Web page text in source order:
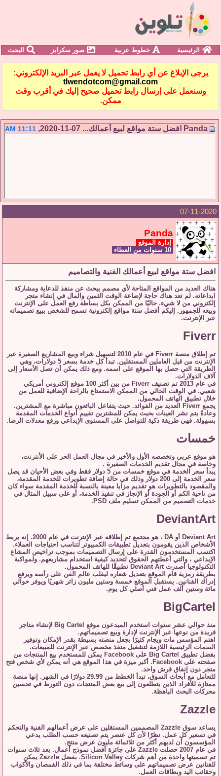
الرئيسية خطوط عربية صور سكرابز البحث
يرجى الإبلاغ عن أي رابط تحميل لا يعمل عبر البريد الإلكتروني:
tlwendotcom@gmail.com
وسنعمل على إرسال رابط تحميل صحيح إليك في أقرب وقت
ممكن.
Panda افضل ستة مواقع لبيع أعمالك... 11:11 AM
07-11-2020
Panda
إدارة الموقع
افضل ستة مواقع لبيع أعمالك الفنية والتصاميم
هناك العديد من المواقع المتاحة لأي مصمم يبحث عن منفذ للدعاية ومشاركة
ابداعاته. لم تعد هناك حاجة لإضاعة الوقت الثمين والمال في إنشاء متجر
إلكتروني من لا شيء. حاليًا من الممكن بكل بساطة رفع العمل على الإنترنت
وبيعه للجمهور. إليكم أفضل ستة مواقع إلكترونية تسمح للشخص ببيع تصميماته
عبر الإنترنت.
Fiverr
تم إطلاق منصة Fiverr في عام 2010 لتسهيل شراء وبيع المشاريع الصغيرة عبر
الإنترنت من قبل العاملين المستقلين. تبدأ كل خدمة بسعر 5 دولارات، وهي
الطريقة التي حصل بها الموقع على اسمه. ومع ذلك يمكن أن تصل الأسعار إلى
آلاف الدولارات.
في عام 2013 تم تصنيف Fiverr من بين أكثر 100 موقع إلكتروني أمريكي
شعبي. في الوقت الحالي من الممكن الاستمتاع بالراحة الإضافية للعمل من
خلال تطبيق الهاتف المحمول.
يجمع Fiverr العديد من الفوائد. حيث يتفاعل البائعون مباشرة مع المشترين.
وعادةً يتم نشر العينات بحيث يمكن للمشترين تقييم أنواع الخدمات المقدمة
بسهولة. فهي طريقة ذكية للتواصل على المستوى الإبداعي ورفع معدلات الرضا.
خمسات
هو موقع عربي وتخصصه الأول والأخير في مجال العمل الحر على الأنترنت،
وخاصة في مجال تقديم الخدمات الصغيرة .
يبدأ سعر الخدمة في موقع خمسات من 5 دولار فقط وفي بعض الأحيان قد يصل
سعر الخدمة إلى 200 دولار وذلك في حالة إضافة تطويرات للخدمة المقدمة،
والمقصود بالتطويرات هو تقديم مزايا معينة بالنسبة للخدمة المقدمة سواء كان
من ناحية الكم أو الجودة أو الإنجاز في تنفيذ الخدمة، أو على سبيل المثال في
خدمات التصميم من الممكن تسليم ملف PSD.
DeviantArt
Deviant Art أو DA ، هو مجتمع تم إطلاقه عبر الإنترنت في عام 2000. إنه يربط
الأشخاص الذين يقومون بتعديل تطبيقات الكمبيوتر لتناسب احتياجات العملاء.
اكتسب المستخدمون القدرة على إرسال التصميمات بموجب تراخيص المشاع
الإبداعي ، والتي أعطتهم الحقوق لتحديد كيفية استخدام مشاريعهم. ولمواكبة
التكنولوجيا أصدرت Deviant Art تطبيقًا للهاتف المحمول.
بطريقة رمزية قام الموقع بتعديل شعاره ليقلب عالم الفن على رأسه ويرفع
إدراك الفنانين. يستقبل الموقع خمسة وستين مليون زائر شهريًا ويوفر حوالي
مائة وستين ألف عمل فني أصلي كل يوم.
BigCartel
منذ حوالي عشر سنوات استخدم المبدعون موقع Big Cartel لإنشاء متاجر
فريدة من نوعها عبر الإنترنت لإدارة وبيع تصميماتهم.
اهتم المؤسس مات ويجام كثيرًا بجعل منصته بسيطة بقدر الإمكان وتوفير
السمات الرئيسية اللازمة لتشغيل منفذ مخصص عبر الإنترنت للمبيعات.
بفضل تطبيق Big Cartel على Facebook يمكن للمستخدم بيع المنتجات من
صفحته على Facebook. أكبر ميزة في هذا الموقع هي أنه يمكن لأي شخص فتح
متجر دون إنفاق قرش واحد.
للتعامل مع أبحاث السوق، تبدأ الخطط من 29.99 دولارًا في الشهر. إنها منصة
ممتازة للأفراد الذين يتطلعون إلى بيع بعض المنتجات دون التورط في تحسين
محركات البحث الباهظة.
Zazzle
يساعد سوق Zazzle المصممين المستقلين على عرض أعمالهم الفنية والتحكم
في تسعير كل عمل. نظرًا لأن كل عنصر يتم تصنيعه حسب الطلب يدعي
المؤسسون أن لديهم أكثر من ثلاثمائة مليون عرض منتج.
في عام 2007 حصلت Zazzle على جائزة أفضل نموذج أعمال. بعد ثلاث سنوات
تم تسميتها واحدة من أهم شركات Silicon Valley. بفضل Zazzle يمكن
للفنانين عرض تصميماتهم على وسائط مختلفة بما في ذلك القمصان والأكواب
وحقائب اليد وبطاقات العمل.